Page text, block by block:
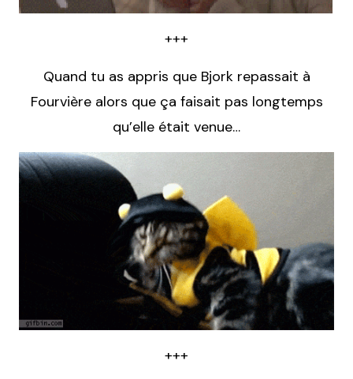
+++
Quand tu as appris que Bjork repassait à
Fourvière alors que ça faisait pas longtemps
qu’elle était venue…
+++